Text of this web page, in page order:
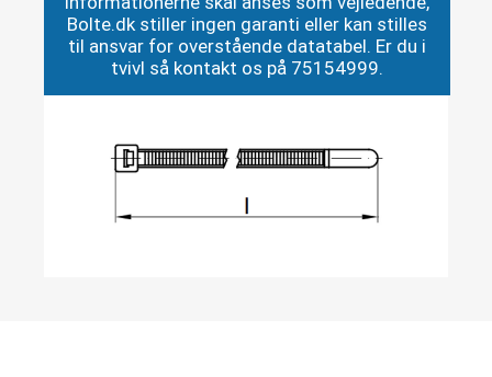
Bolte.dk stiller ingen garanti eller kan stilles
til ansvar for overstående datatabel. Er du i
tvivl så kontakt os på 75154999.